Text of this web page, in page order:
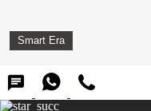
Smart Era